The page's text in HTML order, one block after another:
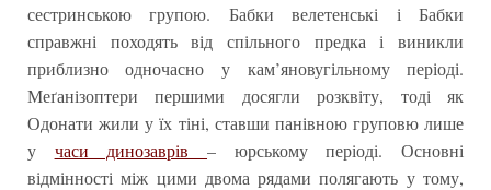
сестринською групою. Бабки велетенські і Бабки
справжні походять від спільного предка і виникли
приблизно одночасно у кам’яновугільному періоді.
Меґанізоптери першими досягли розквіту, тоді як
Одонати жили у їх тіні, ставши панівною груповю лише
у часи динозаврів– юрському періоді. Основні
відмінності між цими двома рядами полягають у тому,